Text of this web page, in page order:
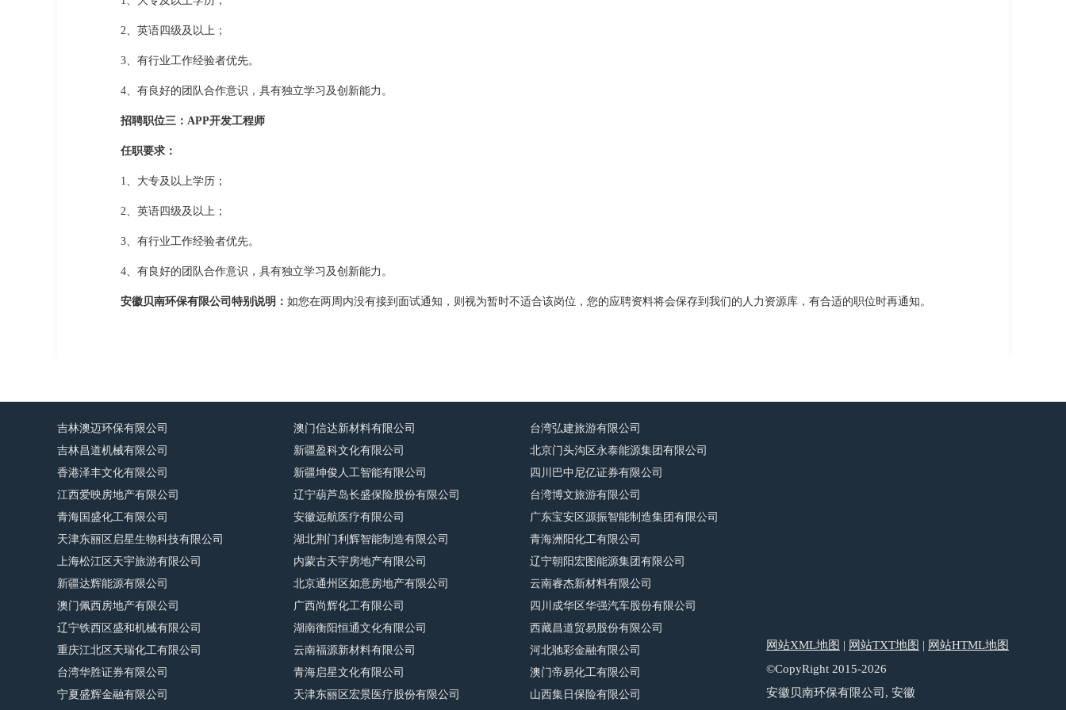
2、英语四级及以上；
3、有行业工作经验者优先。
4、有良好的团队合作意识，具有独立学习及创新能力。
招聘职位三：APP开发工程师
任职要求：
1、大专及以上学历；
2、英语四级及以上；
3、有行业工作经验者优先。
4、有良好的团队合作意识，具有独立学习及创新能力。
安徽贝南环保有限公司特别说明： 如您在两周内没有接到面试通知，则视为暂时不适合该岗位，您的应聘资料将会保存到我们的人力资源库，有合适的职位时再通知。
吉林澳迈环保有限公司 澳门信达新材料有限公司
台湾弘建旅游有限公司
吉林昌道机械有限公司
新疆盈科文化有限公司
北京门头沟区永泰能源集团有限公司
香港泽丰文化有限公司
新疆坤俊人工智能有限公司
四川巴中尼亿证券有限公司
江西爱映房地产有限公司
辽宁葫芦岛长盛保险股份有限公司
台湾博文旅游有限公司
青海国盛化工有限公司
安徽远航医疗有限公司
广东宝安区源振智能制造集团有限公司
天津东丽区启星生物科技有限公司
湖北荆门利辉智能制造有限公司
青海洲阳化工有限公司
上海松江区天宇旅游有限公司
内蒙古天宇房地产有限公司
辽宁朝阳宏图能源集团有限公司
新疆达辉能源有限公司
北京通州区如意房地产有限公司
云南睿杰新材料有限公司
澳门佩西房地产有限公司
广西尚辉化工有限公司
四川成华区华强汽车股份有限公司
辽宁铁西区盛和机械有限公司
湖南衡阳恒通文化有限公司
西藏昌道贸易股份有限公司
重庆江北区天瑞化工有限公司
云南福源新材料有限公司
河北驰彩金融有限公司
台湾华胜证券有限公司
青海启星文化有限公司
澳门帝易化工有限公司
宁夏盛辉金融有限公司
天津东丽区宏景医疗股份有限公司 山西集日保险有限公司
网站XML地图 | 网站TXT地图 | 网站HTML地图
©CopyRight 2015-2026
安徽贝南环保有限公司, 安徽